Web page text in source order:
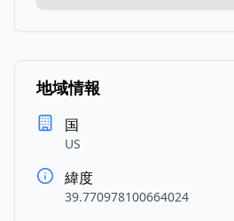
地域情報
国
US
緯度
39.770978100664024